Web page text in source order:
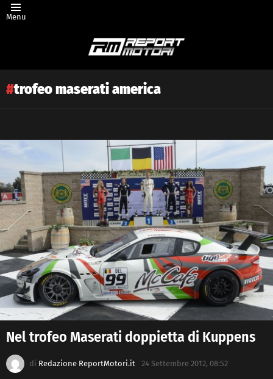
Menu
trofeo maserati america
story
Nel trofeo Maserati doppietta di Kuppens
di Redazione ReportMotori.it 24 Settembre 2012, 08:52